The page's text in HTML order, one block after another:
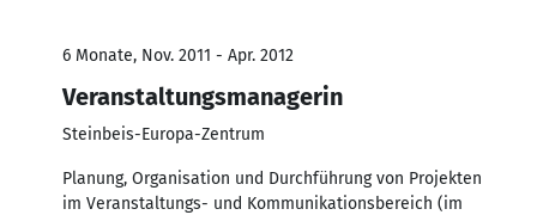
6 Monate, Nov. 2011 - Apr. 2012
Veranstaltungsmanagerin
Steinbeis-Europa-Zentrum
Planung, Organisation und Durchführung von Projekten
im Veranstaltungs- und Kommunikationsbereich (im